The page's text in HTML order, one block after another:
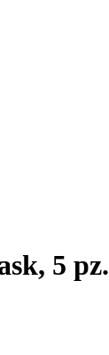
5 pz.